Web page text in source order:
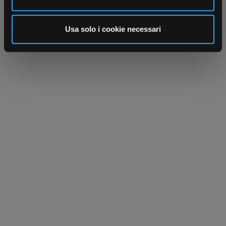
analizzare il nostro traffico. Condividiamo inoltre
informazioni sul modo in cui utilizza il nostro sito con i
nostri partner che si occupano di analisi dei dati web,
pubblicità e social media, i quali potrebbero combinarle
Usa solo i cookie necessari